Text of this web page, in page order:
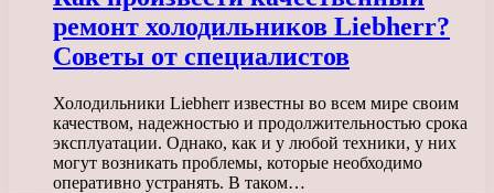
ремонт холодильников Liebherr?
Советы от специалистов
Холодильники Liebherr известны во всем мире своим
качеством, надежностью и продолжительностью срока
эксплуатации. Однако, как и у любой техники, у них
могут возникать проблемы, которые необходимо
оперативно устранять. В таком…